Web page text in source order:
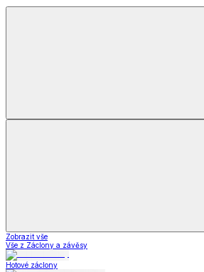
Zobrazit vše
Vše z Záclony a závěsy
Hotové záclony